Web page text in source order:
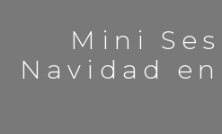
Mini
Navidad